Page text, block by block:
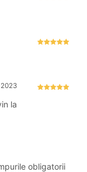
la
obligatorii